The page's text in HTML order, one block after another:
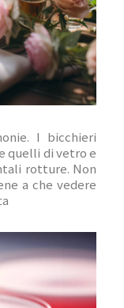
I bicchieri
quelli di vetro e
rotture. Non
a che vedere